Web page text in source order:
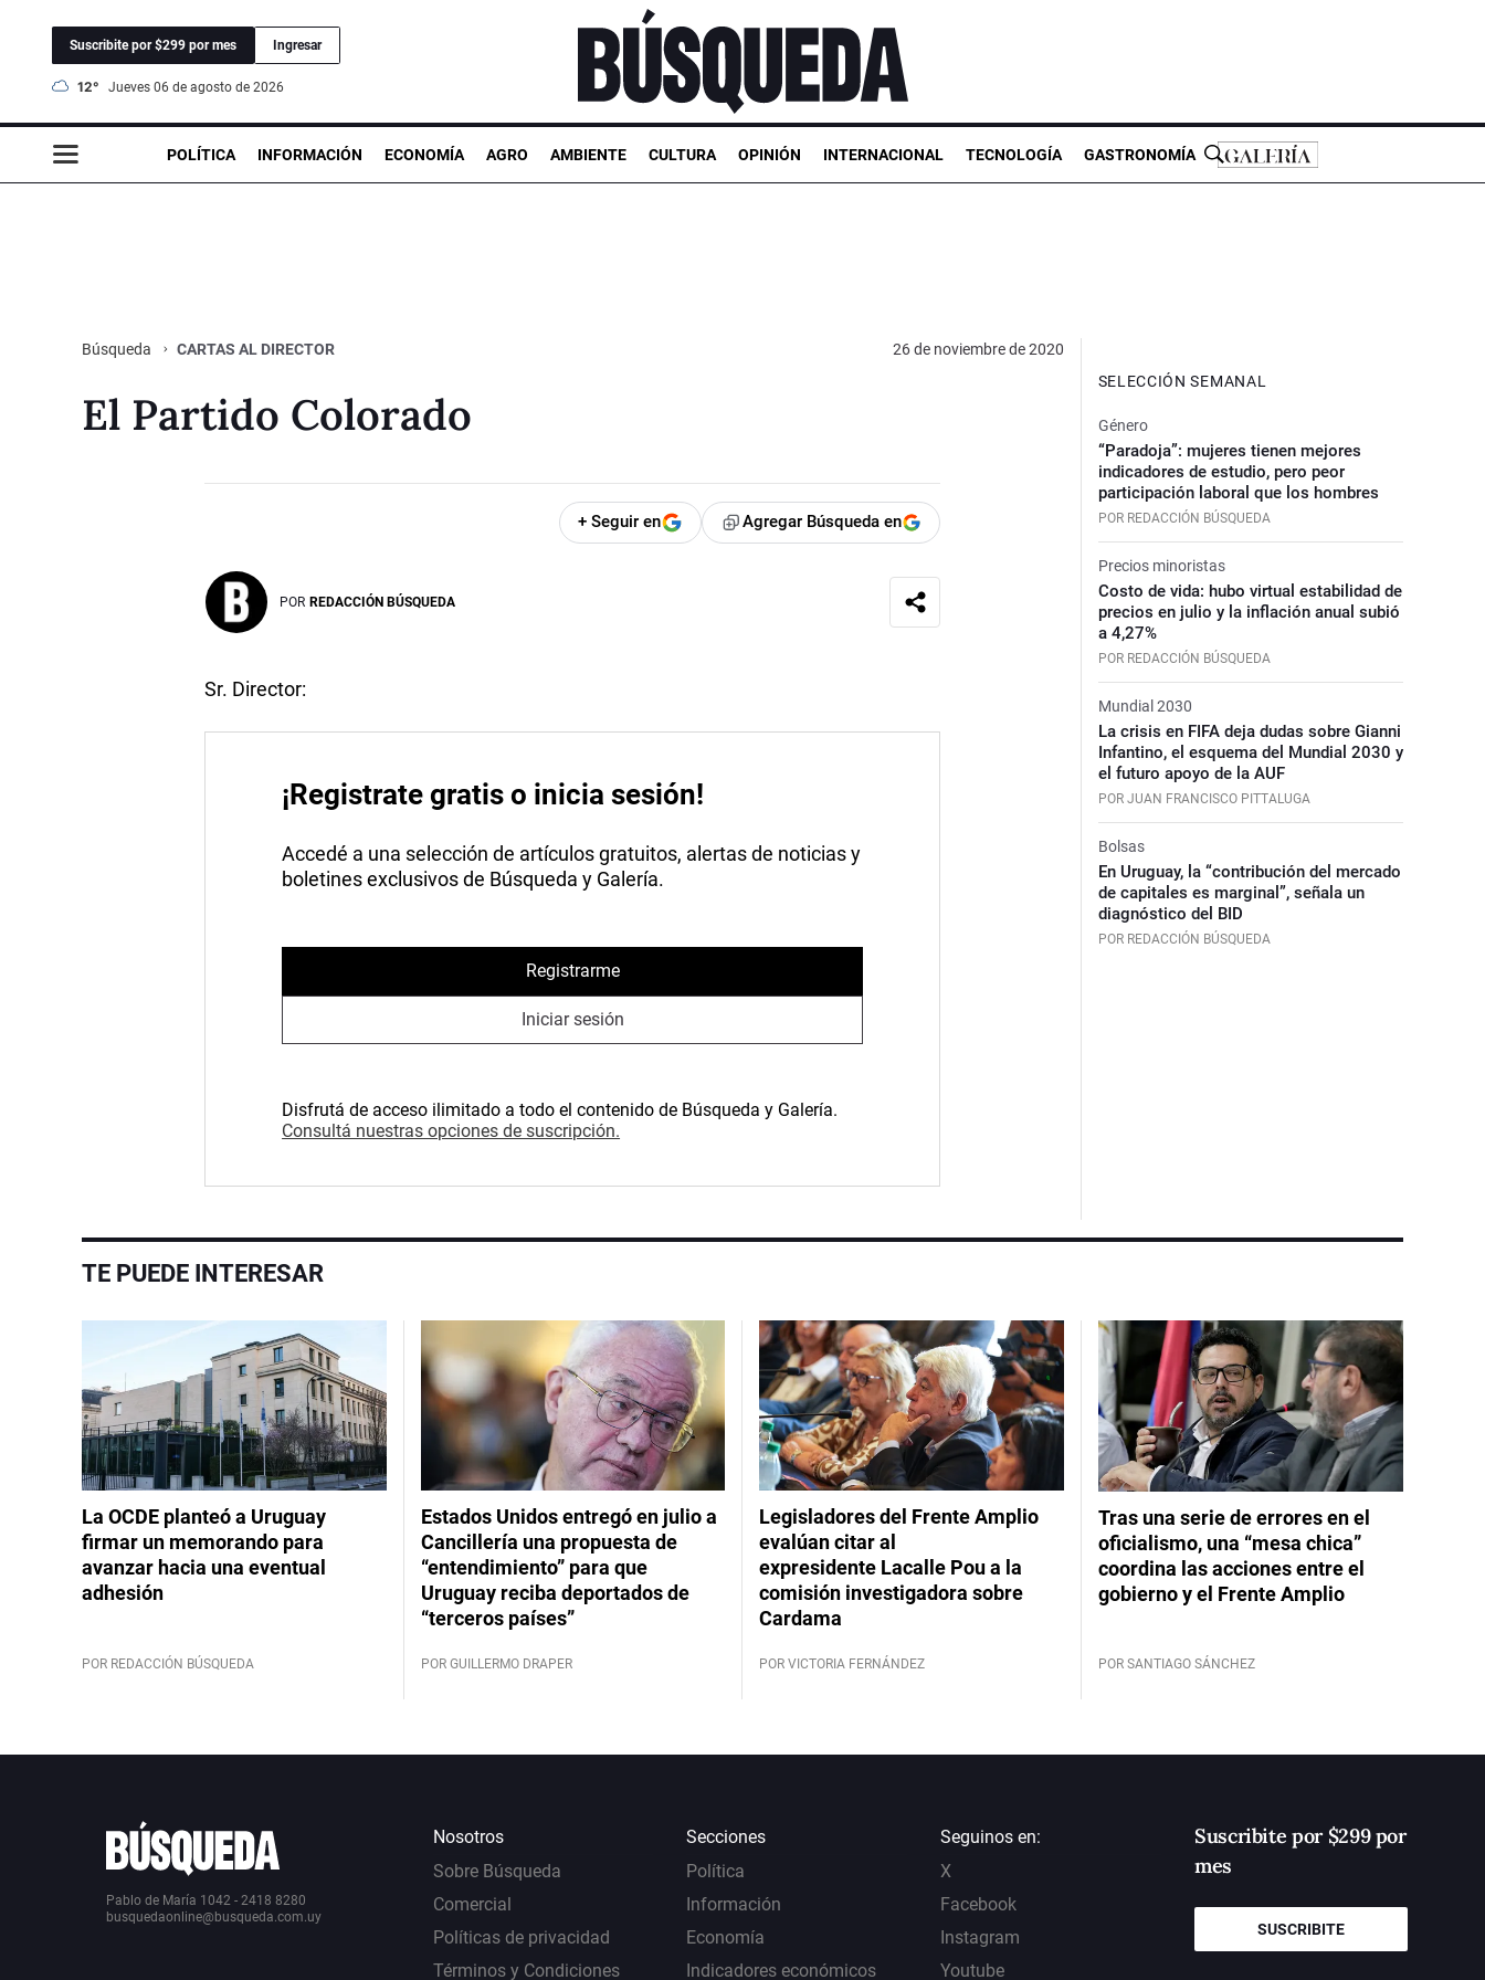
Suscribite por $299 por mes Ingresar
12° jueves 06 de agosto de 2026
POLÍTICA INFORMACIÓN ECONOMÍA AGRO AMBIENTE CULTURA OPINIÓN INTERNACIONAL TECNOLOGÍA GASTRONOMÍA
Búsqueda CARTAS AL DIRECTOR 26 de noviembre de 2020
El Partido Colorado
+ Seguir en Agregar Búsqueda en
POR REDACCIÓN BÚSQUEDA
Sr. Director:
¡Registrate gratis o inicia sesión!
Accedé a una selección de artículos gratuitos, alertas de noticias y
boletines exclusivos de Búsqueda y Galería.
Registrarme
Iniciar sesión
Disfrutá de acceso ilimitado a todo el contenido de Búsqueda y Galería.
Consultá nuestras opciones de suscripción.
SELECCIÓN SEMANAL
Género
“Paradoja”: mujeres tienen mejores
indicadores de estudio, pero peor
participación laboral que los hombres
POR REDACCIÓN BÚSQUEDA
Precios minoristas
Costo de vida: hubo virtual estabilidad de
precios en julio y la inflación anual subió
a 4,27%
POR REDACCIÓN BÚSQUEDA
Mundial 2030
La crisis en FIFA deja dudas sobre Gianni
Infantino, el esquema del Mundial 2030 y
el futuro apoyo de la AUF
POR JUAN FRANCISCO PITTALUGA
Bolsas
En Uruguay, la “contribución del mercado
de capitales es marginal”, señala un
diagnóstico del BID
POR REDACCIÓN BÚSQUEDA
TE PUEDE INTERESAR
La OCDE planteó a Uruguay
firmar un memorando para
avanzar hacia una eventual
adhesión
POR REDACCIÓN BÚSQUEDA
Estados Unidos entregó en julio a
Cancillería una propuesta de
“entendimiento” para que
Uruguay reciba deportados de
“terceros países”
POR GUILLERMO DRAPER
Legisladores del Frente Amplio
evalúan citar al
expresidente Lacalle Pou a la
comisión investigadora sobre
Cardama
POR VICTORIA FERNÁNDEZ
Tras una serie de errores en el
oficialismo, una “mesa chica”
coordina las acciones entre el
gobierno y el Frente Amplio
POR SANTIAGO SÁNCHEZ
Pablo de María 1042 - 2418 8280
busquedaonline@busqueda.com.uy
Nosotros
Sobre Búsqueda
Comercial
Políticas de privacidad
Términos y Condiciones
Secciones
Política
Información
Economía
Indicadores económicos
Seguinos en:
X
Facebook
Instagram
Youtube
Suscribite por $299 por
mes
SUSCRIBITE